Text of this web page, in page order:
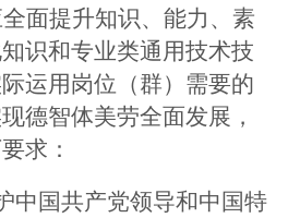
面提升知识、能力、素
识和专业类通用技术技
运用岗位（群）需要的
德智体美劳全面发展，
求：
中国共产党领导和中国特